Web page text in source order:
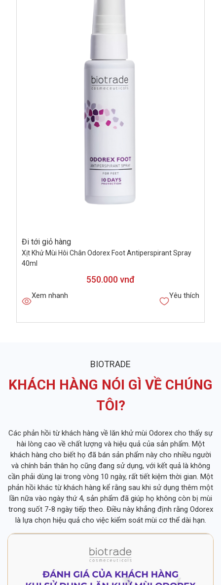
Đi tới giỏ hàng
Xịt Khử Mùi Hôi Chân Odorex Foot Antiperspirant Spray
40ml
550.000 vnđ
Xem nhanh Yêu thích
BIOTRADE
KHÁCH HÀNG NÓI GÌ VỀ CHÚNG
TÔI?
Các phản hồi từ khách hàng về lăn khử mùi Odorex cho thấy sự
hài lòng cao về chất lượng và hiệu quả của sản phẩm. Một
khách hàng cho biết họ đã bán sản phẩm này cho nhiều người
và chính bản thân họ cũng đang sử dụng, với kết quả là không
cần phải dùng lại trong vòng 10 ngày, rất tiết kiệm thời gian. Một
phản hồi khác từ khách hàng kể rằng sau khi sử dụng thêm một
lần nữa vào ngày thứ 4, sản phẩm đã giúp họ không còn bị mùi
trong suốt 7-8 ngày tiếp theo. Điều này khẳng định rằng Odorex
là lựa chọn hiệu quả cho việc kiểm soát mùi cơ thể dài hạn.